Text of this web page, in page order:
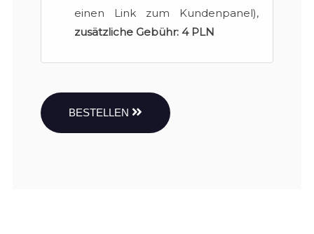
einen Link zum Kundenpanel),
zusätzliche Gebühr: 4 PLN
BESTELLEN